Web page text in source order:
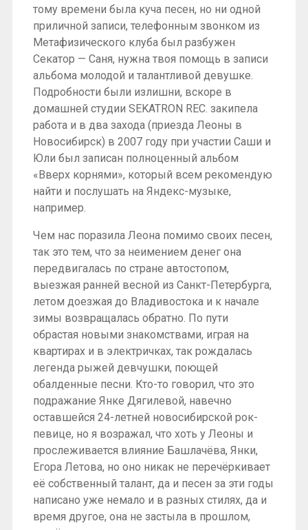
тому времени была куча песен, но ни одной
приличной записи, телефонным звонком из
Метафизического клуба был разбужен
Секатор — Саня, нужна твоя помощь в записи
альбома молодой и талантливой девушке.
Подробности были излишни, вскоре в
домашней студии SEKATRON REC. закипела
работа и в два захода (приезда Леоны в
Новосибирск) в 2007 году при участии Саши и
Юли был записан полноценный альбом
«Вверх корнями», который всем рекомендую
найти и послушать на Яндекс-музыке,
например.
Чем нас поразила Леона помимо своих песен,
так это тем, что за неимением денег она
передвигалась по стране автостопом,
выезжая ранней весной из Санкт-Петербурга,
летом доезжая до Владивостока и к начале
зимы возвращалась обратно. По пути
обрастая новыми знакомствами, играя на
квартирах и в электричках, так рождалась
легенда рыжей девчушки, поющей
обалденные песни. Кто-то говорил, что это
подражание Янке Дягилевой, навечно
оставшейся 24-летней новосибирской рок-
певице, но я возражал, что хоть у Леоны и
прослеживается влияние Башлачёва, Янки,
Егора Летова, но оно никак не перечёркивает
её собственный талант, да и песен за эти годы
написано уже немало и в разных стилях, да и
время другое, она не застыла в прошлом,